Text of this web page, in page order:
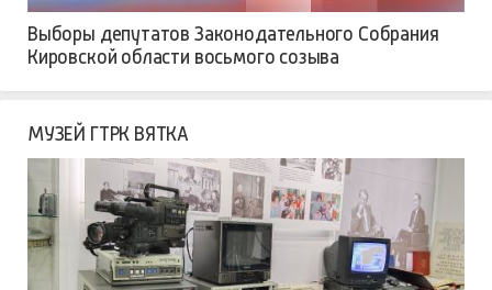
Выборы депутатов Законодательного Собрания
Кировской области восьмого созыва
МУЗЕЙ ГТРК ВЯТКА